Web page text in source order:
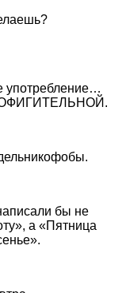
ОФИГИТЕЛЬНОЙ.
бы не
а «Пятница